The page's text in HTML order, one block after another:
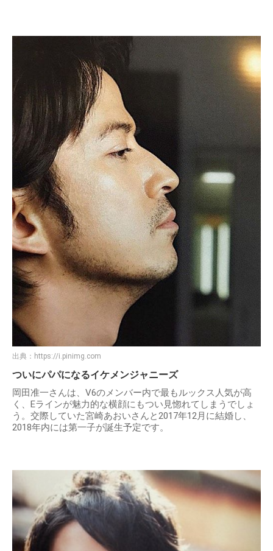
出典： https://i.pinimg.com
ついにパパになるイケメンジャニーズ
岡田准一さんは、V6のメンバー内で最もルックス人気が高
く、Eラインが魅力的な横顔にもつい見惚れてしまうでしょ
う。交際していた宮崎あおいさんと2017年12月に結婚し、
2018年内には第一子が誕生予定です。